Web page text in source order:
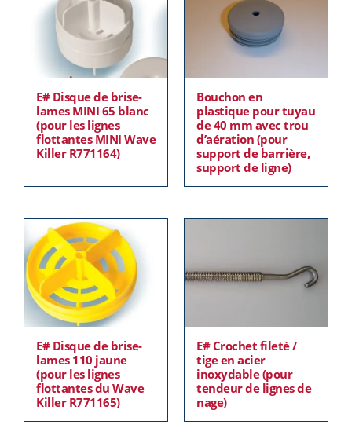
E# Disque de brise-
lames MINI 65 blanc
(pour les lignes
flottantes MINI Wave
Killer R771164)
Bouchon en
plastique pour tuyau
de 40 mm avec trou
d’aération (pour
support de barrière,
support de ligne)
E# Disque de brise-
lames 110 jaune
(pour les lignes
flottantes du Wave
Killer R771165)
E# Crochet fileté /
tige en acier
inoxydable (pour
tendeur de lignes de
nage)